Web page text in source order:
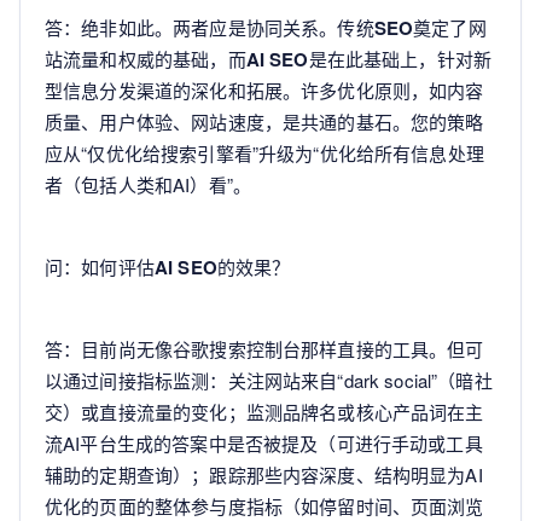
答：绝非如此。两者应是协同关系。传统SEO奠定了网
站流量和权威的基础，而AI SEO是在此基础上，针对新
型信息分发渠道的深化和拓展。许多优化原则，如内容
质量、用户体验、网站速度，是共通的基石。您的策略
应从“仅优化给搜索引擎看”升级为“优化给所有信息处理
者（包括人类和AI）看”。
问：如何评估AI SEO的效果？
答：目前尚无像谷歌搜索控制台那样直接的工具。但可
以通过间接指标监测：关注网站来自“dark social”（暗社
交）或直接流量的变化；监测品牌名或核心产品词在主
流AI平台生成的答案中是否被提及（可进行手动或工具
辅助的定期查询）；跟踪那些内容深度、结构明显为AI
优化的页面的整体参与度指标（如停留时间、页面浏览